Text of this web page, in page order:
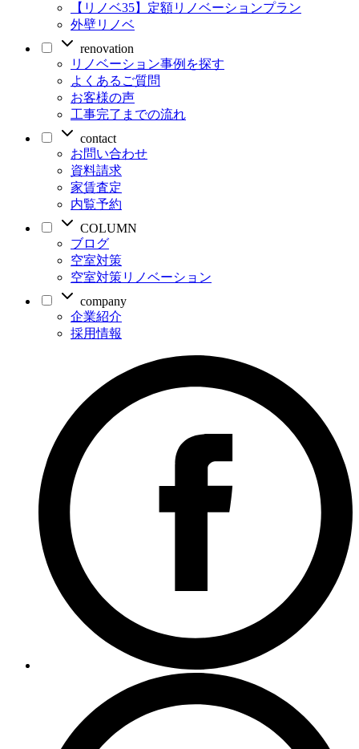
【リノベ35】定額リノベーションプラン
外壁リノベ
renovation
リノベーション事例を探す
よくあるご質問
お客様の声
工事完了までの流れ
contact
お問い合わせ
資料請求
家賃査定
内覧予約
COLUMN
ブログ
空室対策
空室対策リノベーション
company
企業紹介
採用情報